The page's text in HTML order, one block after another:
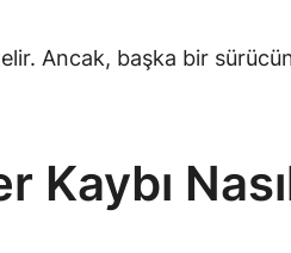
Ancak, başka bir
Kaybı